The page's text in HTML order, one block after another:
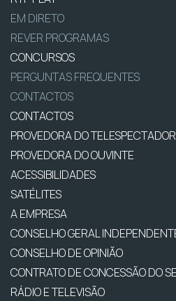
EM DIRETO
REVER PROGRAMAS
CONCURSOS
PERGUNTAS FREQUENTES
CONTACTOS
CONTACTOS
PROVEDORA DO TELESPECTADOR
PROVEDORA DO OUVINTE
ACESSIBILIDADES
SATÉLITES
A EMPRESA
CONSELHO GERAL
CONSELHO DE OPINIÃO
CONTRATO DE CONCESSÃO DO
RÁDIO E TELEVISÃO